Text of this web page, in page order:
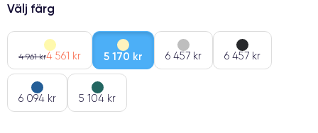
Välj färg
4 961 kr4 561 kr 5 170 kr 6 457 kr 6 457 kr
6 094 kr 5 104 kr